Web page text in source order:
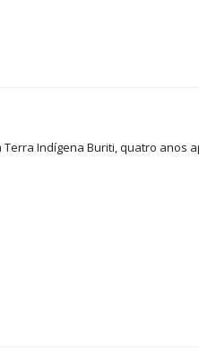
Indígena Buriti, quatro anos